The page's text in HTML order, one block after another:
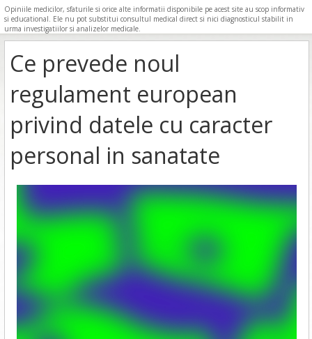
Opiniile medicilor, sfaturile si orice alte informatii disponibile pe acest site au scop informativ
si educational. Ele nu pot substitui consultul medical direct si nici diagnosticul stabilit in
urma investigatiilor si analizelor medicale.
Ce prevede noul
regulament european
privind datele cu caracter
personal in sanatate